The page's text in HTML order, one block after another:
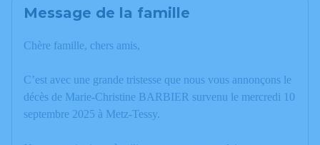
Message de la famille
Chère famille, chers amis,
C’est avec une grande tristesse que nous vous annonçons le
décès de Marie-Christine BARBIER survenu le mercredi 10
septembre 2025 à Metz-Tessy.